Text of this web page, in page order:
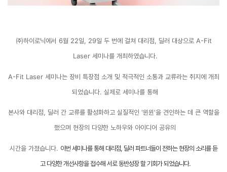
㈜하이로닉에서 6월 22일, 29일 두 번에 걸쳐 대리점, 딜러 대상으로 A-Fit
Laser 세미나를 개최하였습니다.
A-Fit Laser 세미나는 장비 특장점 소개 및 적극적인 소통과 교류라는 취지에 개최
되었습니다.실제로 세미나를 통해
본사와 대리점, 딜러 간 교류를 활성화하고 실질적인 '윈윈'을 견인하는 데 큰 역할을
했으며현장의 다양한 노하우와 아이디어 공유의
시간을 가졌습니다. 이번 세미나를 통해 대리점, 딜러 파트너들이 전하는 현장의 소리를 듣
고 다양한 개선사항을 접수해 서로 동반성장 할 기회가 되었습니다.